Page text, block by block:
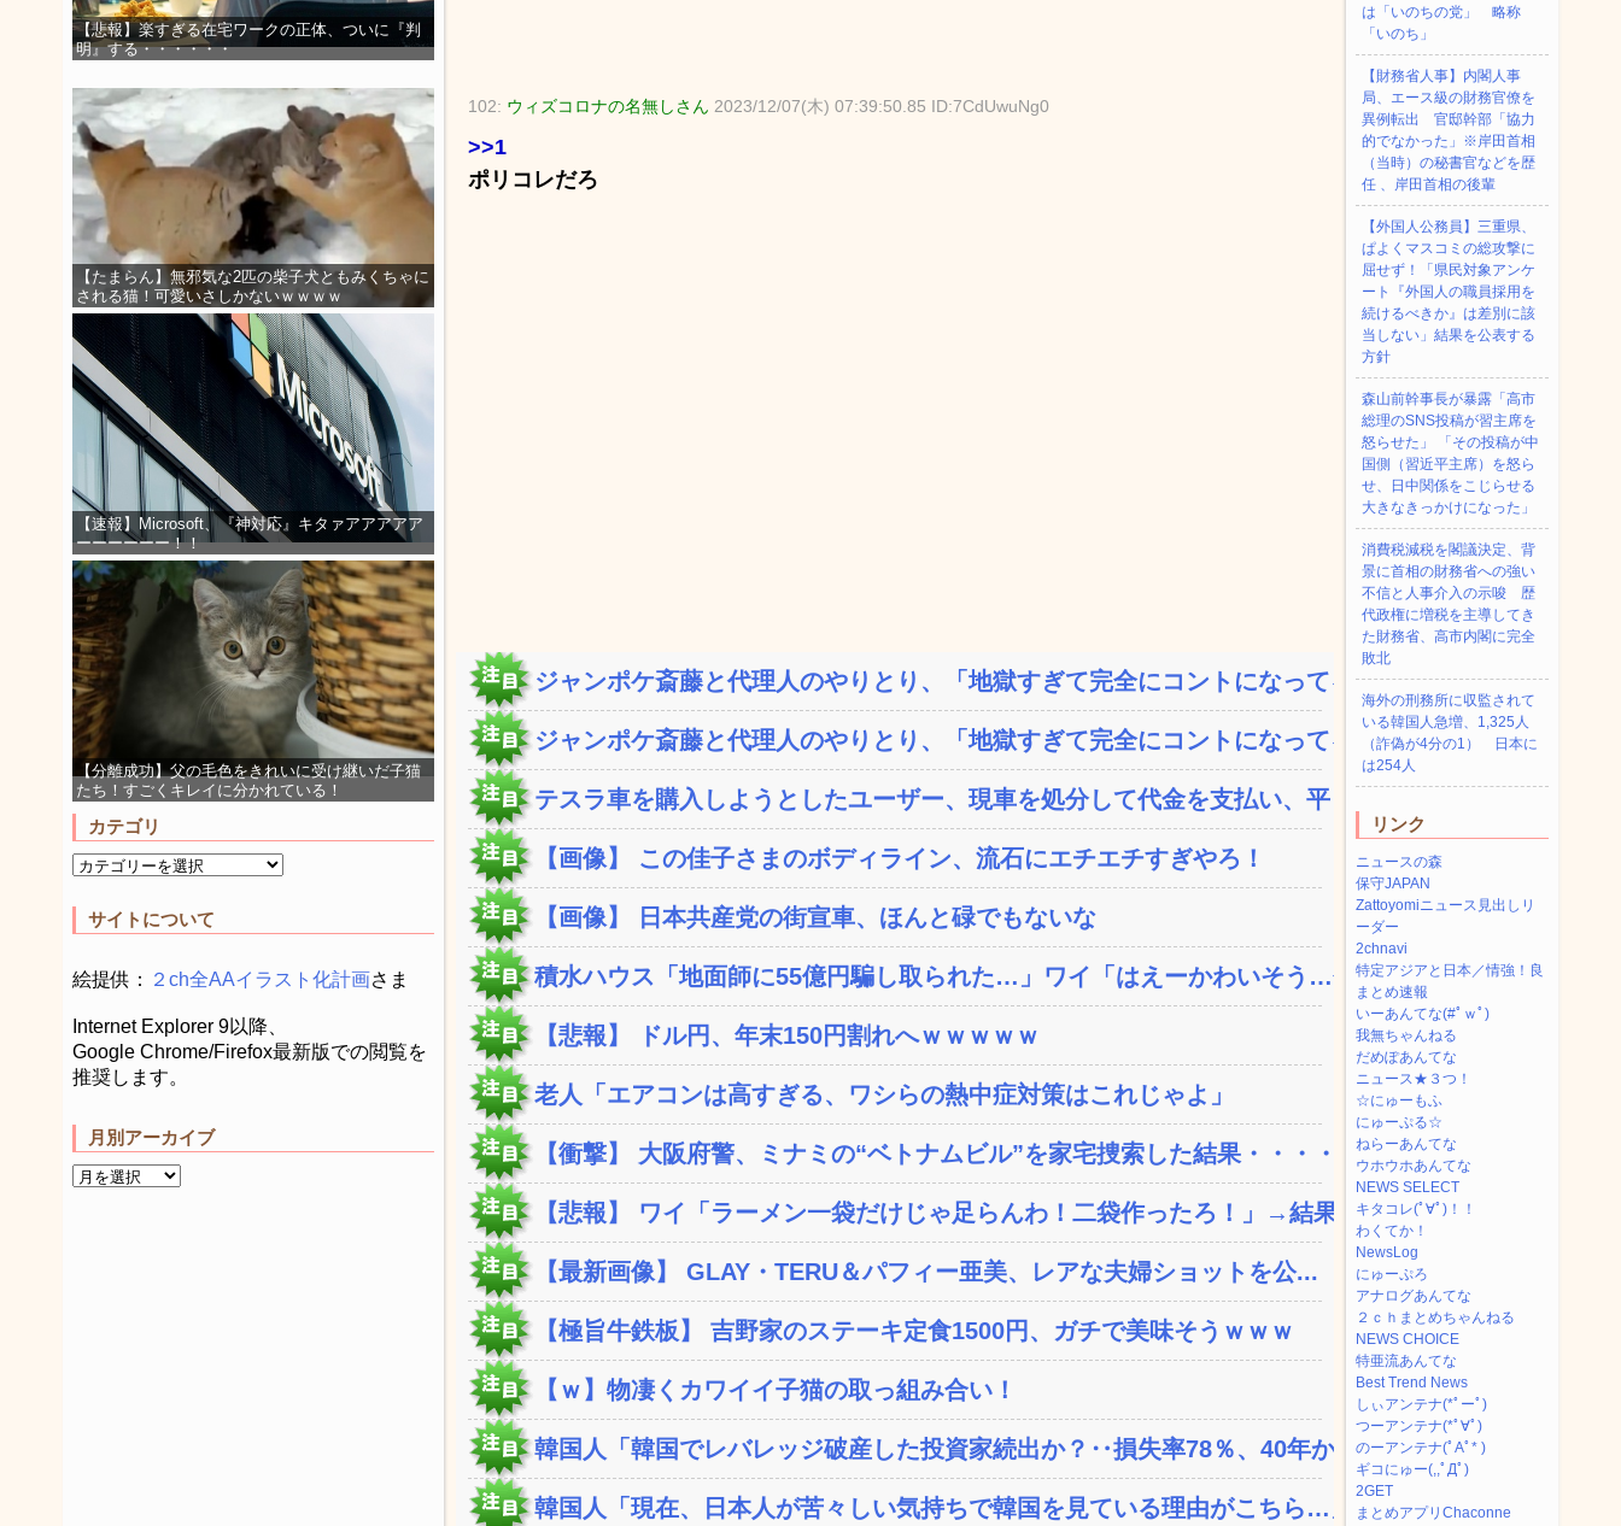
【悲報】楽すぎる在宅ワークの正体、ついに『判
明』する・・・・・・
【たまらん】無邪気な2匹の柴子犬ともみくちゃに
される猫！可愛いさしかないｗｗｗｗ
【速報】Microsoft、『神対応』キタァアアアアア
ーーーーーー！！
【分離成功】父の毛色をきれいに受け継いだ子猫
たち！すごくキレイに分かれている！
カテゴリ
サイトについて
絵提供： ２ch全AAイラスト化計画さま
Internet Explorer 9以降、
Google Chrome/Firefox最新版での閲覧を
推奨します。
月別アーカイブ
102: ウィズコロナの名無しさん 2023/12/07(木) 07:39:50.85 ID:7CdUwuNg0
>>1
ポリコレだろ
ジャンポケ斎藤と代理人のやりとり、「地獄すぎて完全にコントになってる…...
ジャンポケ斎藤と代理人のやりとり、「地獄すぎて完全にコントになってる…...
テスラ車を購入しようとしたユーザー、現車を処分して代金を支払い、平日の...
【画像】 この佳子さまのボディライン、流石にエチエチすぎやろ！
【画像】 日本共産党の街宣車、ほんと碌でもないな
積水ハウス「地面師に55億円騙し取られた…」ワイ「はえーかわいそう…会...
【悲報】 ドル円、年末150円割れへｗｗｗｗｗ
老人「エアコンは高すぎる、ワシらの熱中症対策はこれじゃよ」
【衝撃】 大阪府警、ミナミの“ベトナムビル”を家宅捜索した結果・・・・...
【悲報】 ワイ「ラーメン一袋だけじゃ足らんわ！二袋作ったろ！」→結果ｗ...
【最新画像】 GLAY・TERU＆パフィー亜美、レアな夫婦ショットを公...
【極旨牛鉄板】 吉野家のステーキ定食1500円、ガチで美味そうｗｗｗ
【ｗ】物凄くカワイイ子猫の取っ組み合い！
韓国人「韓国でレバレッジ破産した投資家続出か？‥損失率78％、40年か...
韓国人「現在、日本人が苦々しい気持ちで韓国を見ている理由がこちら…」→...
は「いのちの党」 略称
「いのち」
【財務省人事】内閣人事
局、エース級の財務官僚を
異例転出 官邸幹部「協力
的でなかった」※岸田首相
（当時）の秘書官などを歴
任 、岸田首相の後輩
【外国人公務員】三重県、
ぱよくマスコミの総攻撃に
屈せず！「県民対象アンケ
ート『外国人の職員採用を
続けるべきか』は差別に該
当しない」結果を公表する
方針
森山前幹事長が暴露「高市
総理のSNS投稿が習主席を
怒らせた」 「その投稿が中
国側（習近平主席）を怒ら
せ、日中関係をこじらせる
大きなきっかけになった」
消費税減税を閣議決定、背
景に首相の財務省への強い
不信と人事介入の示唆 歴
代政権に増税を主導してき
た財務省、高市内閣に完全
敗北
海外の刑務所に収監されて
いる韓国人急増、1,325人
（詐偽が4分の1） 日本に
は254人
リンク
ニュースの森
保守JAPAN
Zattoyomiニュース見出しリ
ーダー
2chnavi
特定アジアと日本／情強！良
まとめ速報
いーあんてな(#ﾟｗﾟ)
我無ちゃんねる
だめぽあんてな
ニュース★３つ！
☆にゅーもふ
にゅーぷる☆
ねらーあんてな
ウホウホあんてな
NEWS SELECT
キタコレ(ﾟ∀ﾟ)！！
わくてか！
NewsLog
にゅーぷろ
アナログあんてな
２ｃｈまとめちゃんねる
NEWS CHOICE
特亜流あんてな
Best Trend News
しぃアンテナ(*ﾟーﾟ)
つーアンテナ(*ﾟ∀ﾟ)
のーアンテナ(ﾟAﾟ* )
ギコにゅー(,,ﾟДﾟ)
2GET
まとめアプリChaconne